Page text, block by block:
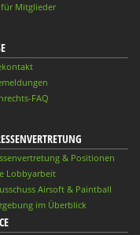
Mitglieder
FAQ
& Positionen
Lobbyarbeit
Airsoft & Paintball
im Überblick